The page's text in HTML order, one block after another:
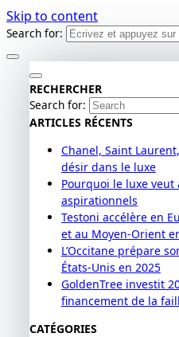
Skip to content
Search for:
RECHERCHER
Search for:
ARTICLES RÉCENTS
Chanel, Saint
désir dans le luxe
Pourquoi le luxe
aspirationnels
Testoni accélère en
et au Moyen-Orient
L’Occitane prépare
États-Unis en 2025
GoldenTree investit
financement de la
CATÉGORIES